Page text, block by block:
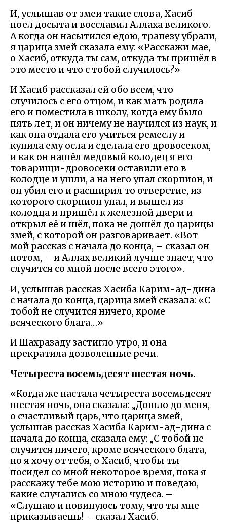
И, услышав от змеи такие слова, Хасиб
поел досыта и восславил Аллаха великого.
А когда он насытился едою, трапезу убрали,
я царица змей сказала ему: «Расскажи мае,
о Хасиб, откуда ты сам, откуда ты пришёл в
это место и что с тобой случилось?»
И Хасиб рассказал ей обо всем, что
случилось с его отцом, и как мать родила
его и поместила в школу, когда ему было
пять лет, и он ничему не научился из наук, и
как она отдала его учиться ремеслу и
купила ему осла и сделала его дровосеком,
и как он нашёл медовый колодец я его
товарищи-дровосеки оставили его в
колодце и ушли, а на него упал скорпион, и
он убил его и расширил то отверстие, из
которого скорпион упал, и вышел из
колодца и пришёл к железной двери и
открыл её и шёл, пока не дошёл до царицы
змей, с которой он разговаривает. «Вот
мой рассказ с начала до конца, – сказал он
потом, – и Аллах великий лучше знает, что
случится со мной после всего этого».
И, услышав рассказ Хасиба Карим-ад-дина
с начала до конца, царица змей сказала: «С
тобой не случится ничего, кроме
всяческого блага…»
И Шахразаду застигло утро, и она
прекратила дозволенные речи.
Четыреста восемьдесят шестая ночь.
«Когда же настала четыреста восемьдесят
шестая ночь, она сказала: „Дошло до меня,
о счастливый царь, что царица змей,
услышав рассказ Хасиба Карим-ад-дина с
начала до конца, сказала ему: „С тобой не
случится ничего, кроме всяческого блата,
но я хочу от тебя, о Хасиб, чтобы ты
посидел со мной некоторое время, пока я
расскажу тебе мою историю и поведаю,
какие случались со мною чудеса. –
«Слушаю и повинуюсь тому, что ты мне
приказываешь! – сказал Хасиб.